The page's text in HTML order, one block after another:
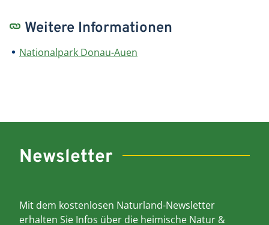
Weitere Informationen
Nationalpark Donau-Auen
Newsletter
Mit dem kostenlosen Naturland-Newsletter
erhalten Sie Infos über die heimische Natur &